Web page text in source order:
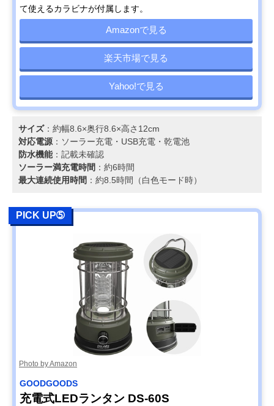
て使えるカラビナが付属します。
Amazonで見る
楽天市場で見る
Yahoo!で見る
サイズ：約幅8.6×奥行8.6×高さ12cm
対応電源：ソーラー充電・USB充電・乾電池
防水機能：記載未確認
ソーラー満充電時間 ：約6時間
最大連続使用時間 ：約8.5時間（白色モード時）
PICK UP➄
Photo by Amazon
‎GOODGOODS
充電式LEDランタン DS-60S